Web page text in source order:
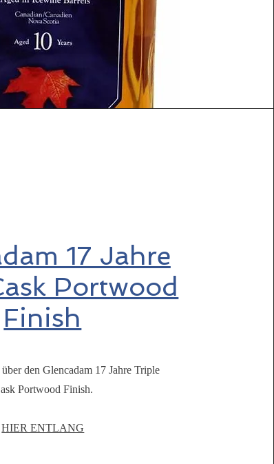
17 Jahre
Portwood
Finish
den Glencadam 17 Jahre Triple
Portwood Finish.
HIER ENTLANG